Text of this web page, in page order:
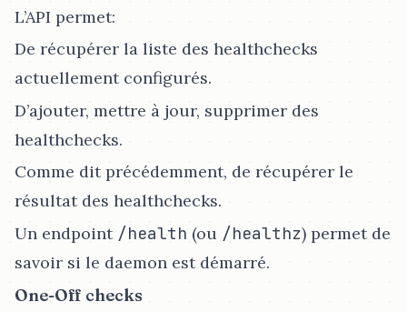
L’API permet:
De récupérer la liste des healthchecks
actuellement configurés.
D’ajouter, mettre à jour, supprimer des
healthchecks.
Comme dit précédemment, de récupérer le
résultat des healthchecks.
Un endpoint /health (ou /healthz) permet de
savoir si le daemon est démarré.
One-Off checks